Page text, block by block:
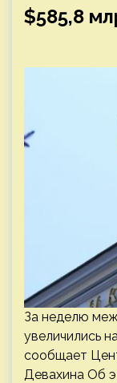
$585,8
За неделю
увеличились
сообщает
Девахина Об